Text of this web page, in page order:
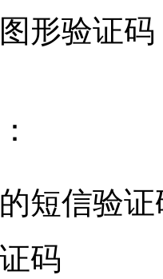
形验证码
短信验证
码